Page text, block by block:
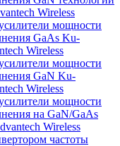
Wireless
мощности
GaAs Ku-
Wireless
мощности
GaN Ku-
Wireless
мощности
на GaN/GaAs
Wireless
чаcтоты